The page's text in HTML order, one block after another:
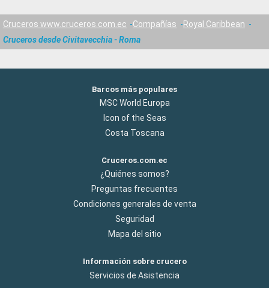
Cruceros www.cruceros.com.ec Compañías
Royal Caribbean
Cruceros desde Civitavecchia - Roma
Barcos más populares
MSC World Europa
Icon of the Seas
Costa Toscana
Cruceros.com.ec
¿Quiénes somos?
Preguntas frecuentes
Condiciones generales de venta
Seguridad
Mapa del sitio
Información sobre crucero
Servicios de Asistencia